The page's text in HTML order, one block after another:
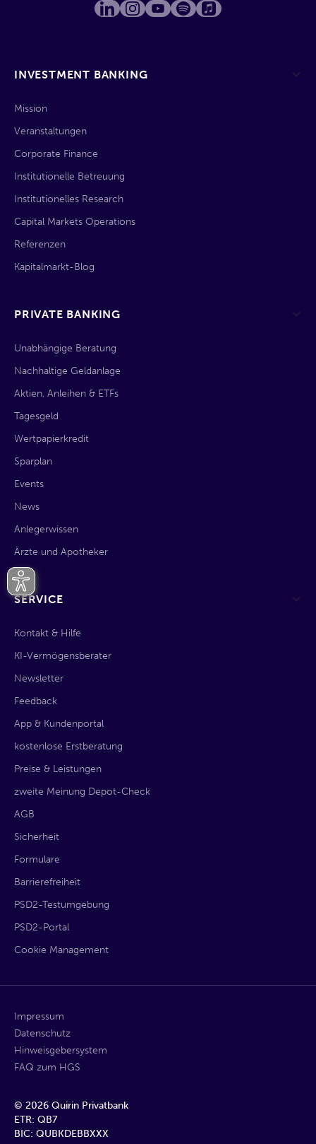
INVESTMENT BANKING
Mission
Veranstaltungen
Corporate Finance
Institutionelle Betreuung
Institutionelles Research
Capital Markets Operations
Referenzen
Kapitalmarkt-Blog
PRIVATE BANKING
Unabhängige Beratung
Nachhaltige Geldanlage
Aktien, Anleihen & ETFs
Tagesgeld
Wertpapierkredit
Sparplan
Events
News
Anlegerwissen
Ärzte und Apotheker
SERVICE
Kontakt & Hilfe
KI-Vermögensberater
Newsletter
Feedback
App & Kundenportal
kostenlose Erstberatung
Preise & Leistungen
zweite Meinung Depot-Check
AGB
Sicherheit
Formulare
Barrierefreiheit
PSD2-Testumgebung
PSD2-Portal
Cookie Management
© 2026 Quirin Privatbank
ETR: QB7
BIC: QUBKDEBBXXX
Impressum
Datenschutz
Hinweisgebersystem
FAQ zum HGS